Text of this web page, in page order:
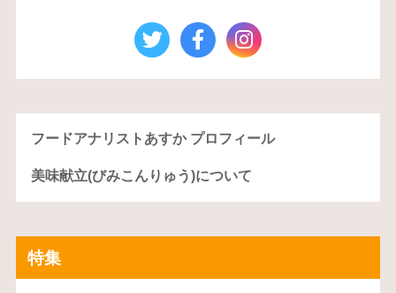
フードアナリストあすか プロフィール
美味献立(びみこんりゅう)について
特集